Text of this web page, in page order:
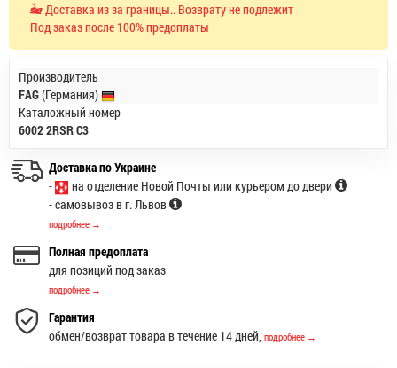
Доставка из за границы.. Возврату не подлежит
Под заказ после 100% предоплаты
Производитель
FAG(Германия)
Каталожный номер
6002 2RSR C3
Доставка по Украине
-
на отделение Новой Почты или курьером до двери
- самовывоз в г. Львов
подробнее →
Полная предоплата
для позиций под заказ
подробнее →
Гарантия
обмен/возврат товара в течение 14 дней, подробнее →